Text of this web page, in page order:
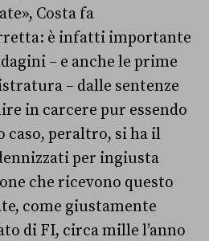
Costa fa
è infatti importante
– e anche le prime
– dalle sentenze
in carcere pur essendo
caso, peraltro, si ha il
per ingiusta
che ricevono questo
come giustamente
di FI, circa mille l’anno